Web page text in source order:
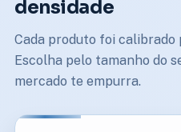
densidade
Cada produto foi calibrado
Escolha pelo tamanho do
mercado te empurra.